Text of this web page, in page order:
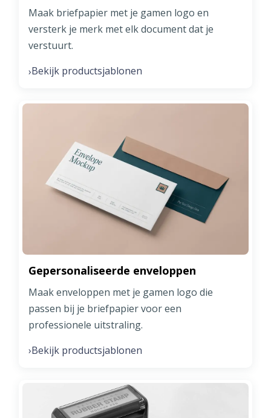
Maak briefpapier met je gamen logo en
versterk je merk met elk document dat je
verstuurt.
›Bekijk productsjablonen
Gepersonaliseerde enveloppen
Maak enveloppen met je gamen logo die
passen bij je briefpapier voor een
professionele uitstraling.
›Bekijk productsjablonen